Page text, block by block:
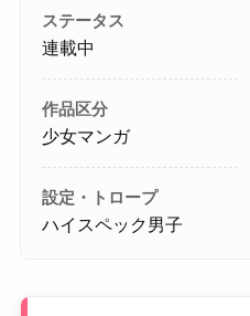
ステータス
連載中
作品区分
少女マンガ
設定・トロープ
ハイスペック男子